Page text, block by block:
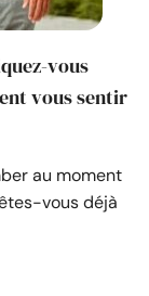
vous
vous sentir
au moment
vous déjà